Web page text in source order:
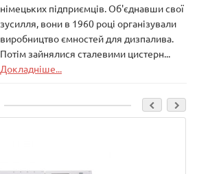
німецьких підприємців. Об'єднавши свої
зусилля, вони в 1960 році організували
виробництво ємностей для дизпалива.
Потім зайнялися сталевими цистерн...
Докладніше...